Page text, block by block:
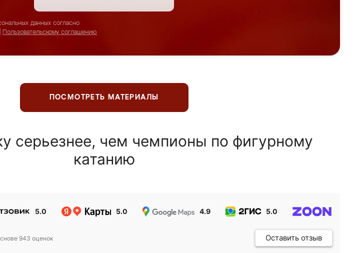
данных согласно
Пользовательскому соглашению
ПОСМОТРЕТЬ МАТЕРИАЛЫ
серьезнее, чем чемпионы по фигурному
катанию
5.0 5.0 4.9 5.0
943 оценок Оставить отзыв